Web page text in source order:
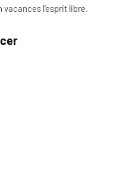
l’esprit libre.